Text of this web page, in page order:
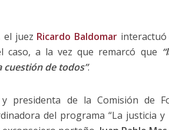
el juez Ricardo Baldomar
caso, a la vez que remarcó que
cuestión de todos”.
presidenta de la Comisión de
del programa “La justicia y